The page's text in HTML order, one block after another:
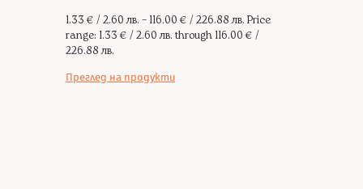
1.33 € / 2.60 лв. – 116.00 € / 226.88 лв. Price
range: 1.33 € / 2.60 лв. through 116.00 € /
226.88 лв.
Преглед на продукти